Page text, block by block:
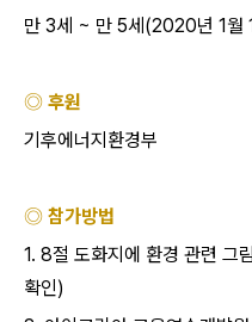
만 3세 ~ 만 5세(2020년 1월
◎ 후원
기후에너지환경부
◎ 참가방법
1. 8절 도화지에 환경 관련 그
확인)